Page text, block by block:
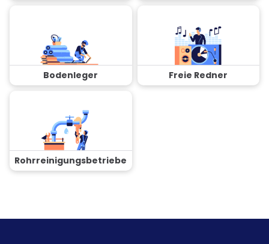
Bodenleger Freie Redner
Rohrreinigungsbetriebe